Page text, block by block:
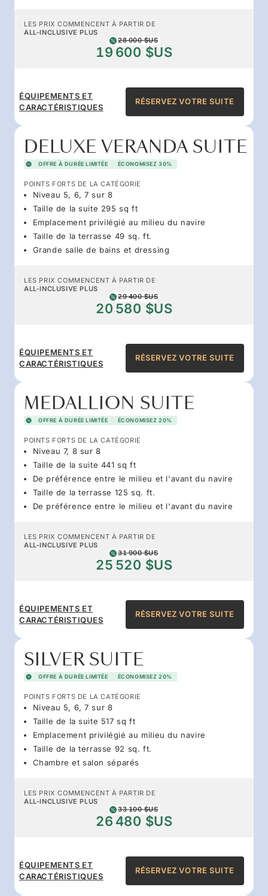
LES PRIX COMMENCENT À PARTIR DE
ALL-INCLUSIVE PLUS
28 000 $US
19 600 $US
ÉQUIPEMENTS ET
CARACTÉRISTIQUES
RÉSERVEZ VOTRE SUITE
DELUXE VERANDA SUITE
OFFRE À DURÉE LIMITÉE ÉCONOMISEZ 30%
POINTS FORTS DE LA CATÉGORIE
Niveau 5, 6, 7 sur 8
Taille de la suite 295 sq ft
Emplacement privilégié au milieu du navire
Taille de la terrasse 49 sq. ft.
Grande salle de bains et dressing
LES PRIX COMMENCENT À PARTIR DE
ALL-INCLUSIVE PLUS
29 400 $US
20 580 $US
ÉQUIPEMENTS ET
CARACTÉRISTIQUES
RÉSERVEZ VOTRE SUITE
MEDALLION SUITE
OFFRE À DURÉE LIMITÉE ÉCONOMISEZ 20%
POINTS FORTS DE LA CATÉGORIE
Niveau 7, 8 sur 8
Taille de la suite 441 sq ft
De préférence entre le milieu et l'avant du navire
Taille de la terrasse 125 sq. ft.
De préférence entre le milieu et l'avant du navire
LES PRIX COMMENCENT À PARTIR DE
ALL-INCLUSIVE PLUS
31 900 $US
25 520 $US
ÉQUIPEMENTS ET
CARACTÉRISTIQUES
RÉSERVEZ VOTRE SUITE
SILVER SUITE
OFFRE À DURÉE LIMITÉE ÉCONOMISEZ 20%
POINTS FORTS DE LA CATÉGORIE
Niveau 5, 6, 7 sur 8
Taille de la suite 517 sq ft
Emplacement privilégié au milieu du navire
Taille de la terrasse 92 sq. ft.
Chambre et salon séparés
LES PRIX COMMENCENT À PARTIR DE
ALL-INCLUSIVE PLUS
33 100 $US
26 480 $US
ÉQUIPEMENTS ET
CARACTÉRISTIQUES
RÉSERVEZ VOTRE SUITE